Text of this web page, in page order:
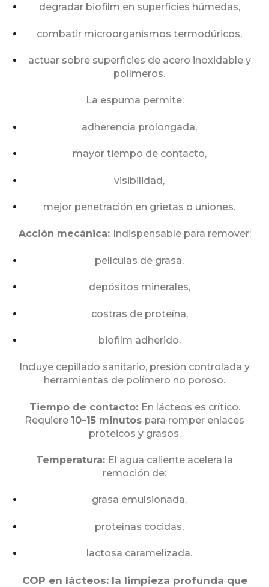
degradar biofilm en superficies húmedas,
combatir microorganismos termodúricos,
actuar sobre superficies de acero inoxidable y
polímeros.
La espuma permite:
adherencia prolongada,
mayor tiempo de contacto,
visibilidad,
mejor penetración en grietas o uniones.
Acción mecánica: Indispensable para remover:
películas de grasa,
depósitos minerales,
costras de proteína,
biofilm adherido.
Incluye cepillado sanitario, presión controlada y
herramientas de polímero no poroso.
Tiempo de contacto: En lácteos es crítico.
Requiere 10–15 minutos para romper enlaces
proteicos y grasos.
Temperatura: El agua caliente acelera la
remoción de:
grasa emulsionada,
proteínas cocidas,
lactosa caramelizada.
COP en lácteos: la limpieza profunda que